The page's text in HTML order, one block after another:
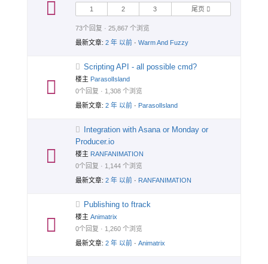
1
2 3 尾页
73个回复 · 25,867 个浏览
最新文章: 2 年 以前· Warm And Fuzzy
Scripting API - all possible cmd?
楼主 ParasolIsland
0个回复 · 1,308 个浏览
最新文章: 2 年 以前· ParasolIsland
Integration with Asana or Monday or
Producer.io
楼主 RANFANIMATION
0个回复 · 1,144 个浏览
最新文章: 2 年 以前· RANFANIMATION
Publishing to ftrack
楼主 Animatrix
0个回复 · 1,260 个浏览
最新文章: 2 年 以前· Animatrix